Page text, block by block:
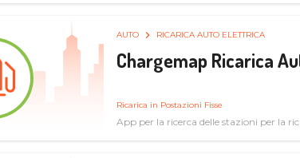
AUTO RICARICA AUTO ELETTRICA
Chargemap Ricarica
Ricarica in Postazioni Fisse
App per la ricerca delle stazioni per la